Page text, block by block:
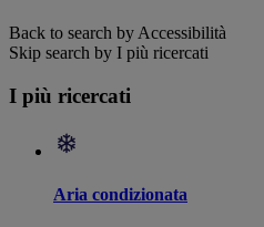
Back to search by Accessibilità
Skip search by I più ricercati
I più ricercati
Aria condizionata